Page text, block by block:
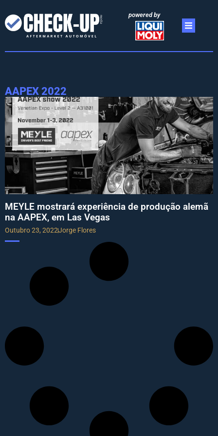
powered by
AAPEX 2022
MEYLE mostrará experiência de produção alemã
na AAPEX, em Las Vegas
Outubro 23, 2022Jorge Flores